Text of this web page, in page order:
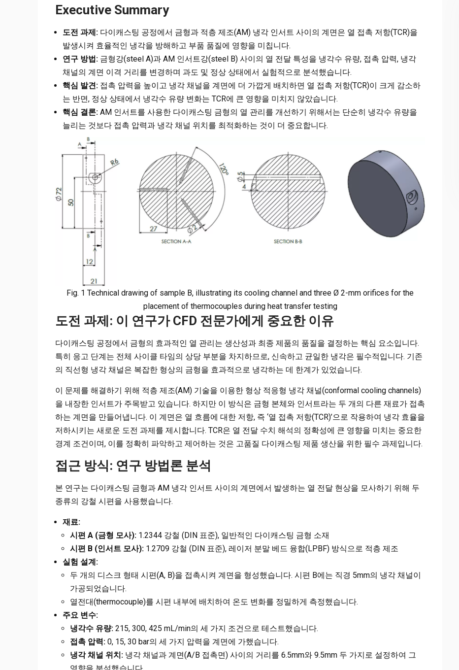
Executive Summary
도전 과제: 다이캐스팅 공정에서 금형과 적층 제조(AM) 냉각 인서트 사이의 계면은 열 접촉 저항(TCR)을
발생시켜 효율적인 냉각을 방해하고 부품 품질에 영향을 미칩니다.
연구 방법: 금형강(steel A)과 AM 인서트강(steel B) 사이의 열 전달 특성을 냉각수 유량, 접촉 압력, 냉각
채널의 계면 이격 거리를 변경하며 과도 및 정상 상태에서 실험적으로 분석했습니다.
핵심 발견: 접촉 압력을 높이고 냉각 채널을 계면에 더 가깝게 배치하면 열 접촉 저항(TCR)이 크게 감소하
는 반면, 정상 상태에서 냉각수 유량 변화는 TCR에 큰 영향을 미치지 않았습니다.
핵심 결론: AM 인서트를 사용한 다이캐스팅 금형의 열 관리를 개선하기 위해서는 단순히 냉각수 유량을
늘리는 것보다 접촉 압력과 냉각 채널 위치를 최적화하는 것이 더 중요합니다.
Fig. 1 Technical drawing of sample B, illustrating its cooling channel and three Ø 2-mm orifices for the
placement of thermocouples during heat transfer testing
도전 과제: 이 연구가 CFD 전문가에게 중요한 이유
다이캐스팅 공정에서 금형의 효과적인 열 관리는 생산성과 최종 제품의 품질을 결정하는 핵심 요소입니다.
특히 응고 단계는 전체 사이클 타임의 상당 부분을 차지하므로, 신속하고 균일한 냉각은 필수적입니다. 기존
의 직선형 냉각 채널은 복잡한 형상의 금형을 효과적으로 냉각하는 데 한계가 있었습니다.
이 문제를 해결하기 위해 적층 제조(AM) 기술을 이용한 형상 적응형 냉각 채널(conformal cooling channels)
을 내장한 인서트가 주목받고 있습니다. 하지만 이 방식은 금형 본체와 인서트라는 두 개의 다른 재료가 접촉
하는 계면을 만들어냅니다. 이 계면은 열 흐름에 대한 저항, 즉 ‘열 접촉 저항(TCR)’으로 작용하여 냉각 효율을
저하시키는 새로운 도전 과제를 제시합니다. TCR은 열 전달 수치 해석의 정확성에 큰 영향을 미치는 중요한
경계 조건이며, 이를 정확히 파악하고 제어하는 것은 고품질 다이캐스팅 제품 생산을 위한 필수 과제입니다.
접근 방식: 연구 방법론 분석
본 연구는 다이캐스팅 금형과 AM 냉각 인서트 사이의 계면에서 발생하는 열 전달 현상을 모사하기 위해 두
종류의 강철 시편을 사용했습니다.
재료:
시편 A (금형 모사): 1.2344 강철 (DIN 표준), 일반적인 다이캐스팅 금형 소재
시편 B (인서트 모사): 1.2709 강철 (DIN 표준), 레이저 분말 베드 융합(LPBF) 방식으로 적층 제조
실험 설계:
두 개의 디스크 형태 시편(A, B)을 접촉시켜 계면을 형성했습니다. 시편 B에는 직경 5mm의 냉각 채널이
가공되었습니다.
열전대(thermocouple)를 시편 내부에 배치하여 온도 변화를 정밀하게 측정했습니다.
주요 변수:
냉각수 유량: 215, 300, 425 mL/min의 세 가지 조건으로 테스트했습니다.
접촉 압력: 0, 15, 30 bar의 세 가지 압력을 계면에 가했습니다.
냉각 채널 위치: 냉각 채널과 계면(A/B 접촉면) 사이의 거리를 6.5mm와 9.5mm 두 가지로 설정하여 그